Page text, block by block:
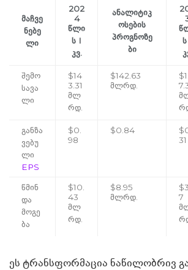
მაჩვე
ნებე
ლი
202
4
წლი
ს I
კვ.
ანალიტიკ
ოსების
პროგნოზე
ბი
შემო
სავა
ლი
$14
3.31
მლ
რდ.
$142.63
მლრდ.
განზა
ვებუ
ლი
EPS
$0.
98
$0.84
31
წმინ
და
მოგე
ბა
$10.
43
მლ
რდ.
$8.95
მლრდ.
7
ეს ტრანსფორმაცია ნაწილობრივ